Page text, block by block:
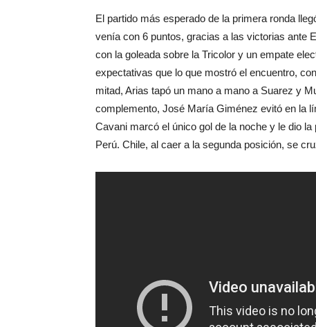
El partido más esperado de la primera ronda
venía con 6 puntos, gracias a las victorias ante
con la goleada sobre la Tricolor y un empate
expectativas que lo que mostró el encuentro,
mitad, Arias tapó un mano a mano a Suarez y
complemento, José María Giménez evitó en la
Cavani marcó el único gol de la noche y le dio
Perú. Chile, al caer a la segunda posición, se